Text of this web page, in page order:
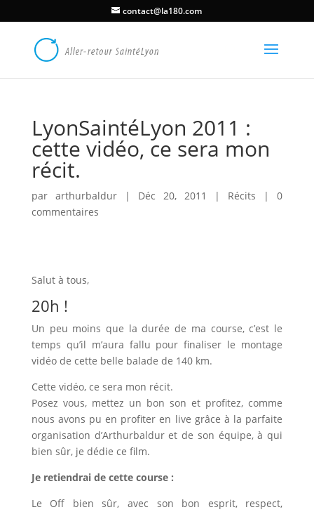
contact@la180.com
LyonSaintéLyon 2011 :
cette vidéo, ce sera mon
récit.
par arthurbaldur| Déc 20, 2011 | Récits |0
commentaires
Salut à tous,
20h !
Un peu moins que la durée de ma course, c’est le
temps qu’il m’aura fallu pour finaliser le montage
vidéo de cette belle balade de 140 km.
Cette vidéo, ce sera mon récit.
Posez vous, mettez un bon son et profitez, comme
nous avons pu en profiter en live grâce à la parfaite
organisation d’Arthurbaldur et de son équipe, à qui
bien sûr, je dédie ce film.
Je retiendrai de cette course :
Le Off bien sûr, avec son bon esprit, respect,